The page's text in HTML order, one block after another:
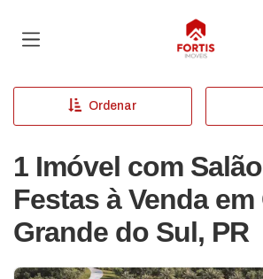
Página
Ordenar
1 Imóvel com
Festas à Venda
Grande do Sul, PR